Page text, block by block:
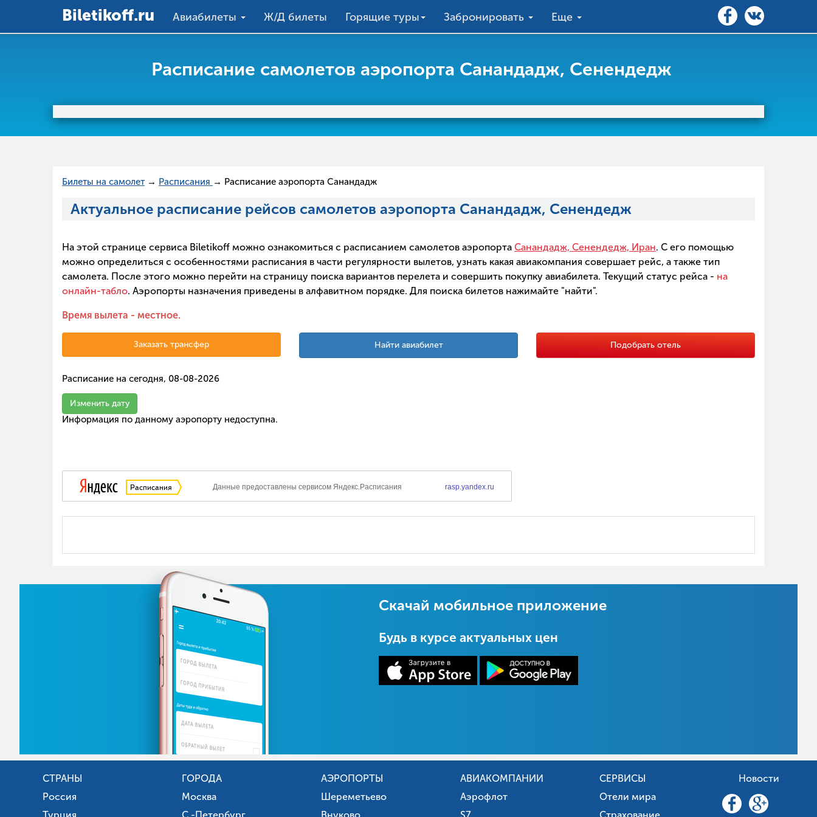
Вiletikoff.ru Авиабилеты Ж/Д билеты Горящие туры Забронировать Еще
Расписание самолетов аэропорта Санандадж, Сенендедж
Билеты на самолет → Расписания → Расписание аэропорта Санандадж
Актуальное расписание рейсов самолетов аэропорта Санандадж, Сенендедж
На этой странице сервиса Biletikoff можно ознакомиться с расписанием самолетов аэропорта Санандадж, Сенендедж, Иран. С его помощью
можно определиться с особенностями расписания в части регулярности вылетов, узнать какая авиакомпания совершает рейс, а также тип
самолета. После этого можно перейти на страницу поиска вариантов перелета и совершить покупку авиабилета. Текущий статус рейса - на
онлайн-табло. Аэропорты назначения приведены в алфавитном порядке. Для поиска билетов нажимайте "найти".
Время вылета - местное.
Заказать трансфер Найти авиабилет Подобрать отель
Расписание на сегодня, 08-08-2026
Изменить дату
Информация по данному аэропорту недоступна.
Скачай мобильное приложение
Будь в курсе актуальных цен
СТРАНЫ
Россия
ГОРОДА
Москва
АЭРОПОРТЫ
Шереметьево
АВИАКОМПАНИИ
Аэрофлот
СЕРВИСЫ
Отели мира
Новости